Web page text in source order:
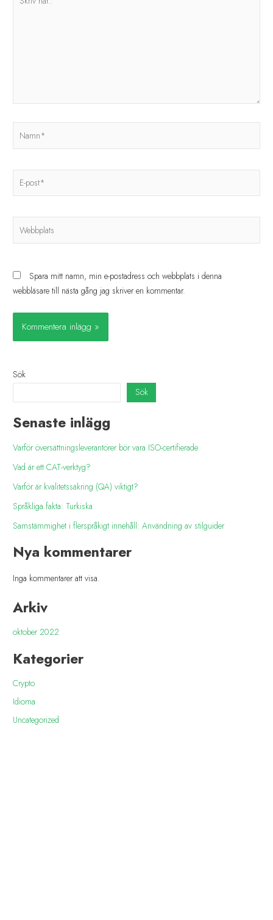
Spara mitt namn, min e-postadress och webbplats i denna
webbläsare till nästa gång jag skriver en kommentar.
Sök
Sök
Senaste inlägg
Varför översättningsleverantörer bör vara ISO-certifierade
Vad är ett CAT-verktyg?
Varför är kvalitetssäkring (QA) viktigt?
Språkliga fakta: Turkiska
Samstämmighet i flerspråkigt innehåll: Användning av stilguider
Nya kommentarer
Inga kommentarer att visa.
Arkiv
oktober 2022
Kategorier
Crypto
Idioma
Uncategorized